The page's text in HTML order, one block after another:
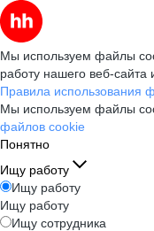
Мы используем файлы
работу нашего веб-сайта
Правила использования
Мы используем файлы
файлов cookie
Понятно
Ищу работу
Ищу работу
Ищу работу
Ищу сотрудника